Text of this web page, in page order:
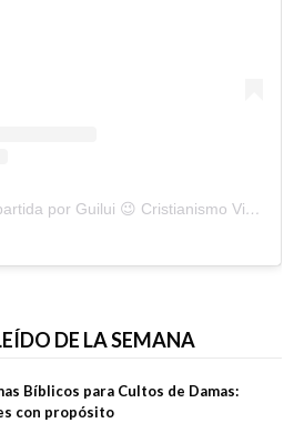
Una publicación compartida por Guilui 😉 Cristianismo Viral (@guiluiviral)
DE LA SEMANA
Bíblicos para Cultos de Damas:
con propósito